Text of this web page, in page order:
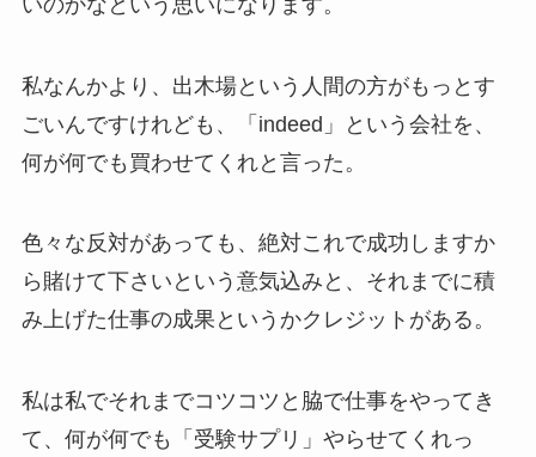
私なんかより、出木場という人間の方がもっとす
ごいんですけれども、「indeed」という会社を、
何が何でも買わせてくれと言った。
色々な反対があっても、絶対これで成功しますか
ら賭けて下さいという意気込みと、それまでに積
み上げた仕事の成果というかクレジットがある。
私は私でそれまでコツコツと脇で仕事をやってき
て、何が何でも「受験サプリ」やらせてくれっ